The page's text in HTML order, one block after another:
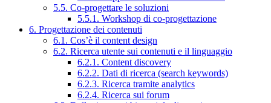
5.5. Co-progettare le soluzioni
5.5.1. Workshop di co-progettazione
6. Progettazione dei contenuti
6.1. Cos’è il content design
6.2. Ricerca utente sui contenuti e il linguaggio
6.2.1. Content discovery
6.2.2. Dati di ricerca (search keywords)
6.2.3. Ricerca tramite analytics
6.2.4. Ricerca sui forum